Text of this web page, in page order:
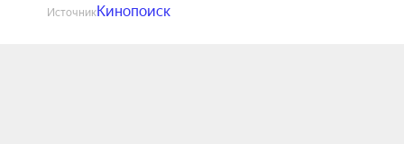
ИсточникКинопоиск